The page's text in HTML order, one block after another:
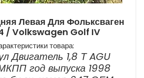
Левая Для Фольксваген
/ Volkswagen Golf IV
товара:
Двигатель 1,8 Т AGU
год выпуска 1998